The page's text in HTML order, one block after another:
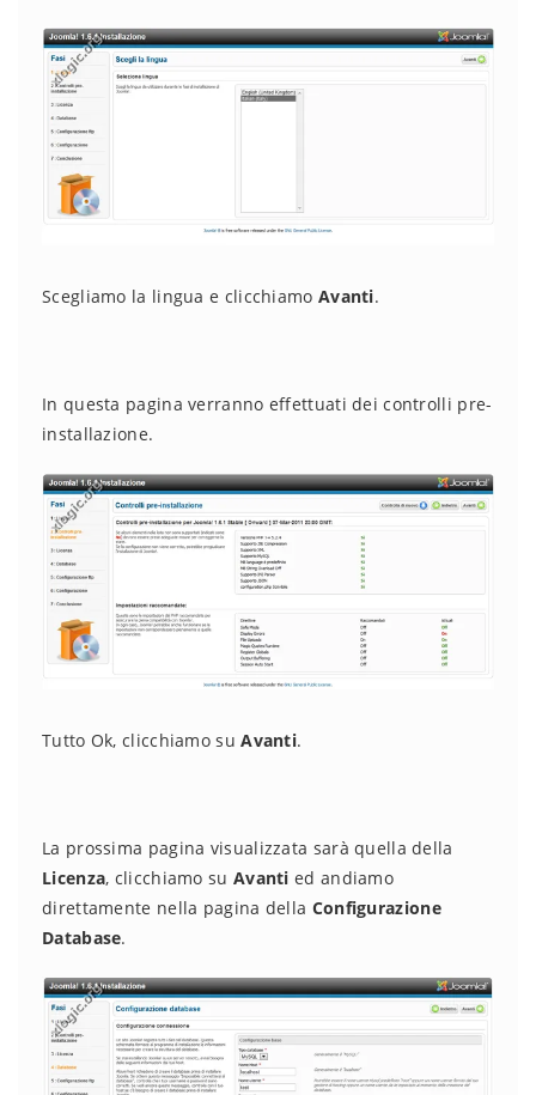
Scegliamo la lingua e clicchiamo Avanti.
In questa pagina verranno effettuati dei controlli pre-
installazione.
Tutto Ok, clicchiamo suAvanti.
La prossima pagina visualizzata sarà quella della
Licenza, clicchiamo su Avantied andiamo
direttamente nella pagina della Configurazione
Database.